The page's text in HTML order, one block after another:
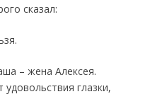
сказал:
– жена Алексея.
глазки,